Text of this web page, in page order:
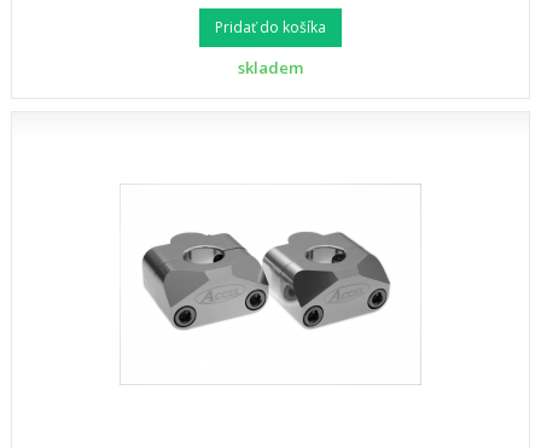
Pridať do košíka
skladem